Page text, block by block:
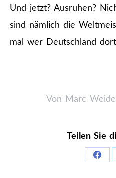
Und jetzt? Ausruhen?
sind nämlich die
mal wer Deutschland
Von Marc Weide
Teilen Sie